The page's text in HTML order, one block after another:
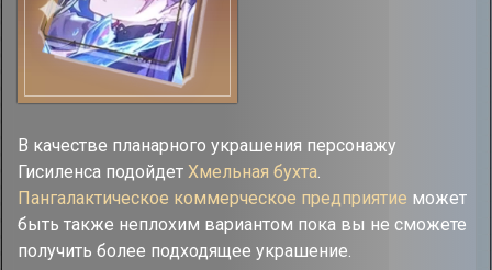
В качестве планарного украшения персонажу
Гисиленса подойдет Хмельная бухта.
Пангалактическое коммерческое предприятие может
быть также неплохим вариантом пока вы не сможете
получить более подходящее украшение.